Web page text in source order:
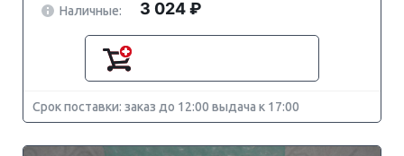
Наличные: 3 024 ₽
Срок поставки: заказ до 12:00 выдача к 17:00